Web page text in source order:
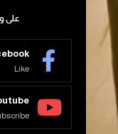
على
Like